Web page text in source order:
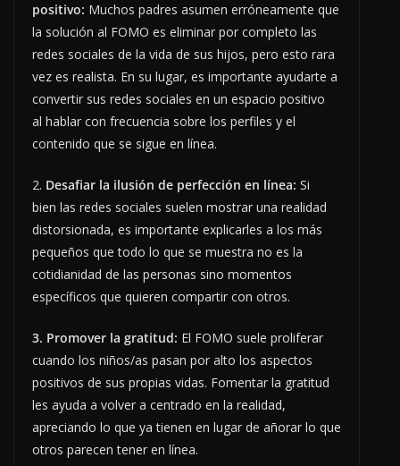
positivo: Muchos padres asumen erróneamente que
la solución al FOMO es eliminar por completo las
redes sociales de la vida de sus hijos, pero esto rara
vez es realista. En su lugar, es importante ayudarte a
convertir sus redes sociales en un espacio positivo
al hablar con frecuencia sobre los perfiles y el
contenido que se sigue en línea.
2. Desafiar la ilusión de perfección en línea: Si
bien las redes sociales suelen mostrar una realidad
distorsionada, es importante explicarles a los más
pequeños que todo lo que se muestra no es la
cotidianidad de las personas sino momentos
específicos que quieren compartir con otros.
3. Promover la gratitud: El FOMO suele proliferar
cuando los niños/as pasan por alto los aspectos
positivos de sus propias vidas. Fomentar la gratitud
les ayuda a volver a centrado en la realidad,
apreciando lo que ya tienen en lugar de añorar lo que
otros parecen tener en línea.